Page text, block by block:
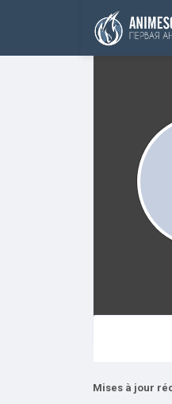
Funding
Mises à jour